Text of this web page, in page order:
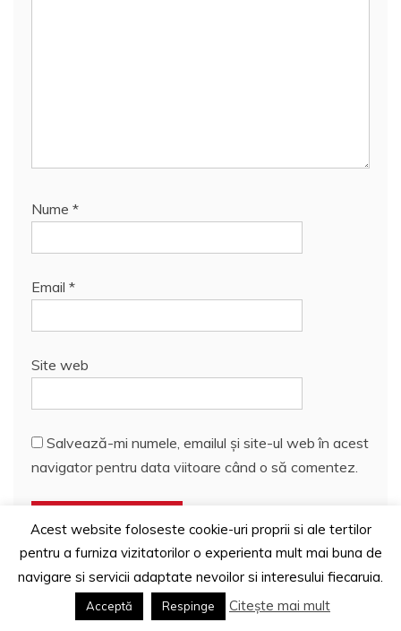
Nume *
Email *
Site web
Salvează-mi numele, emailul și site-ul web în acest
navigator pentru data viitoare când o să comentez.
Acest website foloseste cookie-uri proprii si ale tertilor
pentru a furniza vizitatorilor o experienta mult mai buna de
navigare si servicii adaptate nevoilor si interesului fiecaruia.
Acceptă Respinge Citește mai mult